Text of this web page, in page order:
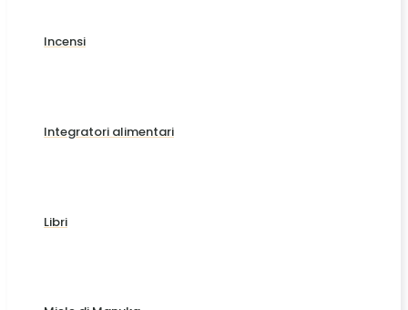
Incensi
Integratori alimentari
Libri